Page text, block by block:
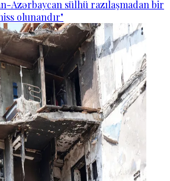
Azərbaycan sülhü razılaşmadan bir
olunandır"